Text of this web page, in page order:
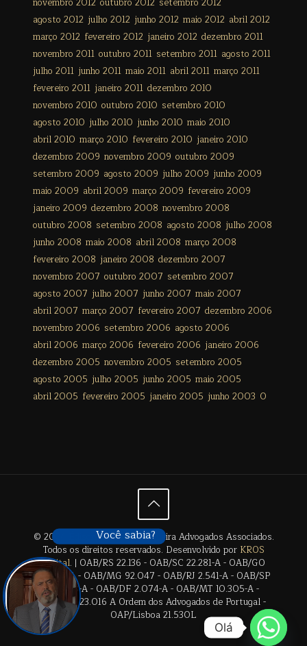
agosto 2012 julho 2012 junho 2012 maio 2012 abril 2012
março 2012 fevereiro 2012 janeiro 2012 dezembro 2011
novembro 2011 outubro 2011 setembro 2011 agosto 2011
julho 2011 junho 2011 maio 2011 abril 2011 março 2011
fevereiro 2011 janeiro 2011 dezembro 2010
novembro 2010 outubro 2010 setembro 2010
agosto 2010 julho 2010 junho 2010 maio 2010
abril 2010 março 2010 fevereiro 2010 janeiro 2010
dezembro 2009 novembro 2009 outubro 2009
setembro 2009 agosto 2009 julho 2009 junho 2009
maio 2009 abril 2009 março 2009 fevereiro 2009
janeiro 2009 dezembro 2008 novembro 2008
outubro 2008 setembro 2008 agosto 2008 julho 2008
junho 2008 maio 2008 abril 2008 março 2008
fevereiro 2008 janeiro 2008 dezembro 2007
novembro 2007 outubro 2007 setembro 2007
agosto 2007 julho 2007 junho 2007 maio 2007
abril 2007 março 2007 fevereiro 2007 dezembro 2006
novembro 2006 setembro 2006 agosto 2006
abril 2006 março 2006 fevereiro 2006 janeiro 2006
dezembro 2005 novembro 2005 setembro 2005
agosto 2005 julho 2005 junho 2005 maio 2005
abril 2005 fevereiro 2005 janeiro 2005 junho 2003 0
© 2024 Édison Freitas de Siqueira Advogados Associados.
Todos os direitos reservados. Desenvolvido por KROS
Digital. | OAB/RS 22.136 - OAB/SC 22.281-A - OAB/GO
28.659-A - OAB/MG 92.047 - OAB/RJ 2.541-A - OAB/SP
17.2838-A - OAB/DF 2.074-A - OAB/MT 10.305-A -
OAB/BA 23.016 A Ordem dos Advogados de Portugal -
OAP/Lisboa 21.530L
Você sabia?
Olá